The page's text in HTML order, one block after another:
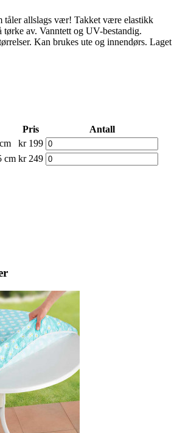
tåler ­allslags vær! Takket være elastikk
tørke av. Vanntett og UV-bestandig.
Kan brukes ute og innendørs. Laget
Pris
Antall
kr 199
cm kr 249